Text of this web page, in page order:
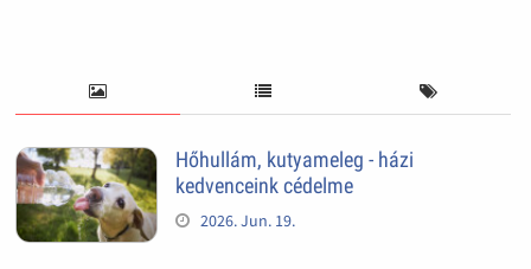
Hőhullám, kutyameleg - házi
kedvenceink cédelme
2026. Jun. 19.